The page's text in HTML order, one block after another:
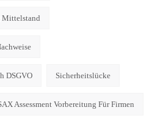
Mittelstand
DSGVO Sicherheitslücke
Assessment Vorbereitung Für Firmen